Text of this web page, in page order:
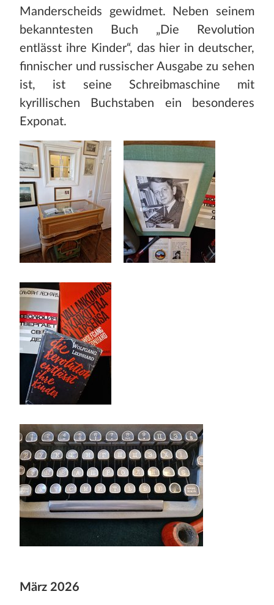
Impressum
Termine
Manderscheids gewidmet. Neben seinem
bekanntesten Buch „Die Revolution
entlässt ihre Kinder“, das hier in deutscher,
finnischer und russischer Ausgabe zu sehen
ist, ist seine Schreibmaschine mit
kyrillischen Buchstaben ein besonderes
Exponat.
März 2026